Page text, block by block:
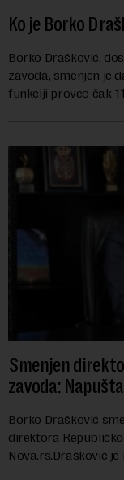
Ko je Borko
Borko Drašković,
zavoda, smenjen je
funkciji proveo čak
Smenjen
zavoda:
Borko Drašković
direktora
Nova.rs.Drašković